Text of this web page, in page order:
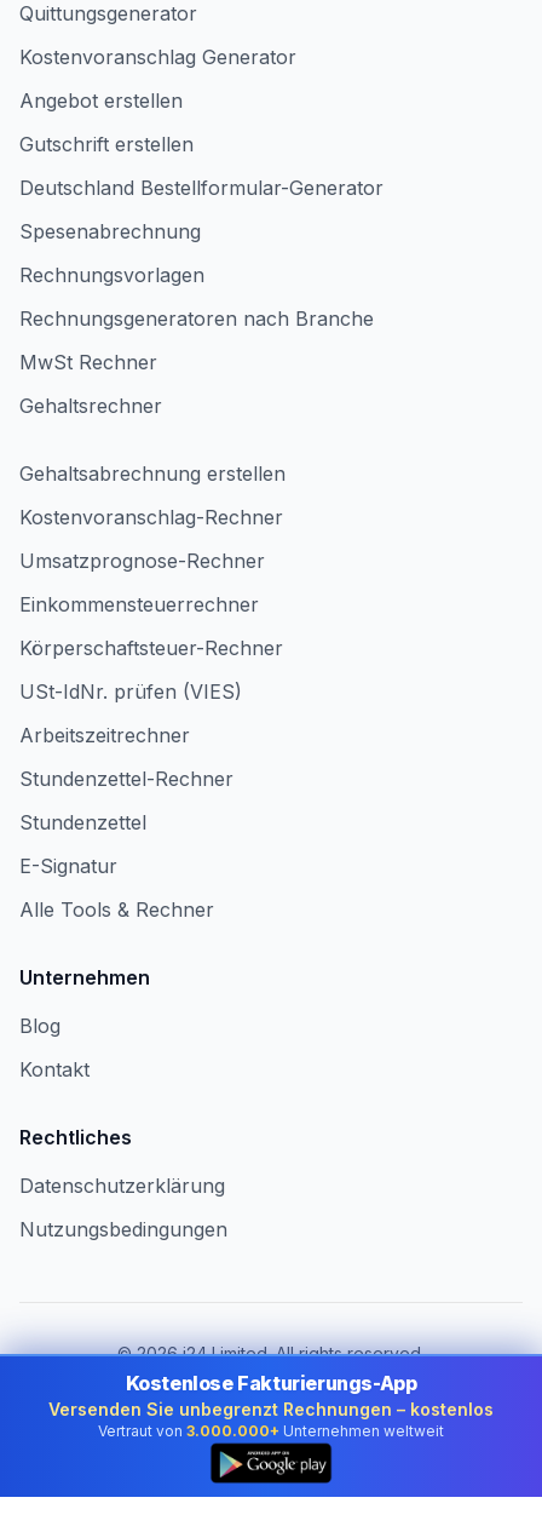
Quittungsgenerator
Kostenvoranschlag Generator
Angebot erstellen
Gutschrift erstellen
Deutschland Bestellformular-Generator
Spesenabrechnung
Rechnungsvorlagen
Rechnungsgeneratoren nach Branche
MwSt Rechner
Gehaltsrechner
Gehaltsabrechnung erstellen
Kostenvoranschlag-Rechner
Umsatzprognose-Rechner
Einkommensteuerrechner
Körperschaftsteuer-Rechner
USt-IdNr. prüfen (VIES)
Arbeitszeitrechner
Stundenzettel-Rechner
Stundenzettel
E-Signatur
Alle Tools & Rechner
Unternehmen
Blog
Kontakt
Rechtliches
Datenschutzerklärung
Nutzungsbedingungen
©2026i24 Limited. All rights reserved.
Für Unternehmen in Germany
Land ändern:
Germany
Kostenlose Fakturierungs-App
Versenden Sie unbegrenzt Rechnungen – kostenlos
Vertraut von 3.000.000+ Unternehmen weltweit